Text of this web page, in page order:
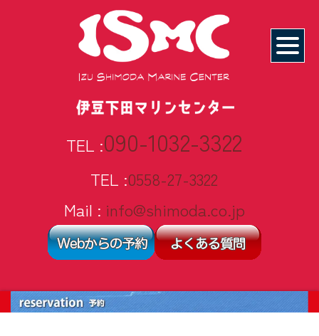
TEL :090-1032-3322
TEL :0558-27-3322
Mail : info@shimoda.co.jp